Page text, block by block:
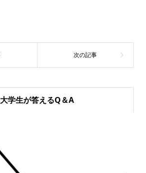
大学生が答えるQ＆A